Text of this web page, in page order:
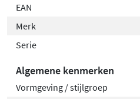
EAN
Merk
Serie
Algemene kenmerken
Vormgeving / stijlgroep